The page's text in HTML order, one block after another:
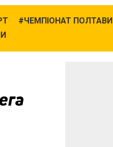
ЧЕМПІОНАТ ПОЛТАВИ